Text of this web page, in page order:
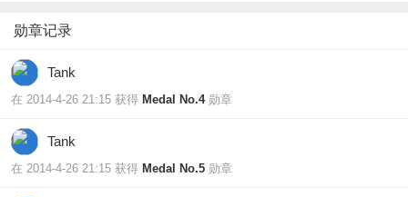
勋章记录
Tank
在 2014-4-26 21:15 获得 Medal No.4勋章
Tank
在 2014-4-26 21:15 获得 Medal No.5 勋章